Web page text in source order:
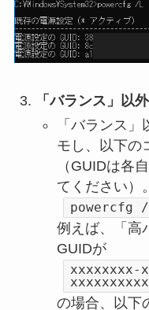
「バランス」以
「バランス
モし、以下の
（GUIDは各
てください）。
powercfg /
例えば、「高
GUIDが
xxxxxxxx-
の場合、以下